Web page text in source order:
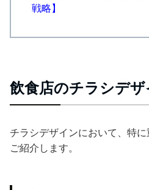
戦略】
飲食店のチラシデ
チラシデザインにおいて、特
ご紹介します。